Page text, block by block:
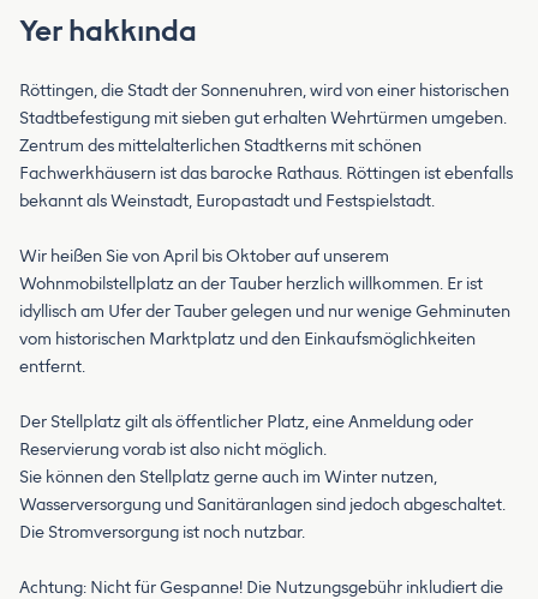
Yer hakkında
Röttingen, die Stadt der Sonnenuhren, wird von einer historischen
Stadtbefestigung mit sieben gut erhalten Wehrtürmen umgeben.
Zentrum des mittelalterlichen Stadtkerns mit schönen
Fachwerkhäusern ist das barocke Rathaus. Röttingen ist ebenfalls
bekannt als Weinstadt, Europastadt und Festspielstadt.
Wir heißen Sie von April bis Oktober auf unserem
Wohnmobilstellplatz an der Tauber herzlich willkommen. Er ist
idyllisch am Ufer der Tauber gelegen und nur wenige Gehminuten
vom historischen Marktplatz und den Einkaufsmöglichkeiten
entfernt.
Der Stellplatz gilt als öffentlicher Platz, eine Anmeldung oder
Reservierung vorab ist also nicht möglich.
Sie können den Stellplatz gerne auch im Winter nutzen,
Wasserversorgung und Sanitäranlagen sind jedoch abgeschaltet.
Die Stromversorgung ist noch nutzbar.
Achtung: Nicht für Gespanne! Die Nutzungsgebühr inkludiert die